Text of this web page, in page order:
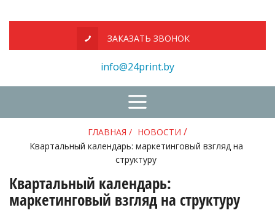
ЗАКАЗАТЬ ЗВОНОК
info@24print.by
ГЛАВНАЯ / НОВОСТИ /
Квартальный календарь: маркетинговый взгляд на
структуру
Квартальный календарь:
маркетинговый взгляд на структуру